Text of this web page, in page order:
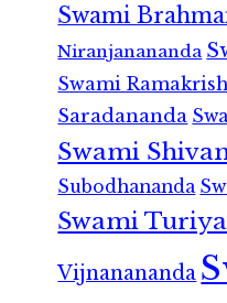
Swami
Niranjanananda
Swami
Saradananda
Swami
Subodhananda
Swami
Vijnanananda